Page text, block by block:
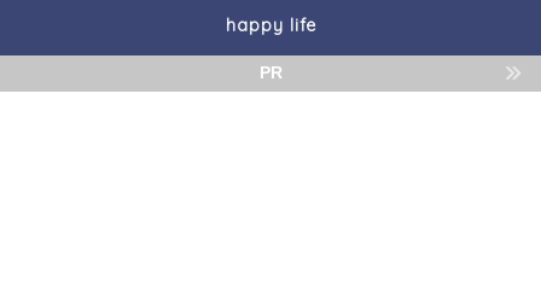
happy life
PR